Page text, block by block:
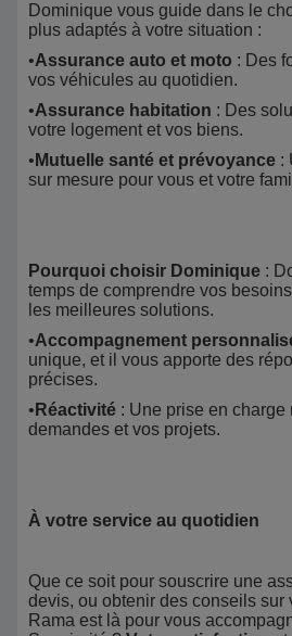
Dominique vous guide dans le
plus adaptés à votre situation :
•Assurance auto et moto : Des
vos véhicules au quotidien.
•Assurance habitation : Des
votre logement et vos biens.
• Mutuelle santé et prévoyance :
sur mesure pour vous et votre
Pourquoi choisir Dominique :
temps de comprendre vos
les meilleures solutions.
•Accompagnement
unique, et il vous apporte des
précises.
• Réactivité : Une prise en charge
demandes et vos projets.
À votre service au quotidien
Que ce soit pour souscrire une
devis, ou obtenir des conseils sur
Rama est là pour vous